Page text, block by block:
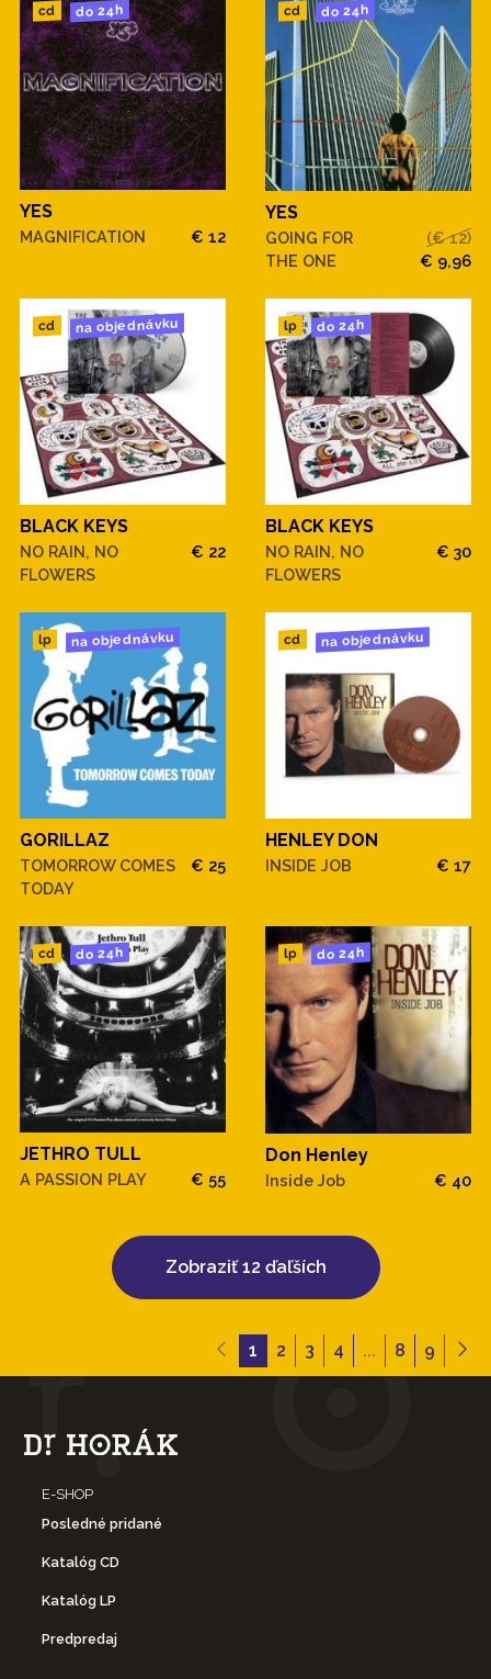
cd do 24h
YES
MAGNIFICATION € 12
cd do 24h
YES
GOING FOR
THE ONE
(€ 12)
€ 9,96
cd na objednávku
BLACK KEYS
NO RAIN, NO
FLOWERS
€ 22
lp do 24h
BLACK KEYS
NO RAIN, NO
FLOWERS
€ 30
lp na objednávku
GORILLAZ
TOMORROW COMES
TODAY
€ 25
cd na objednávku
HENLEY DON
INSIDE JOB € 17
cd do 24h
JETHRO TULL
A PASSION PLAY € 55
lp do 24h
Don Henley
Inside Job € 40
Zobraziť 12 ďaľších
1 2 3 4 ... 8 9
E-SHOP
Posledné pridané
Katalóg CD
Katalóg LP
Predpredaj